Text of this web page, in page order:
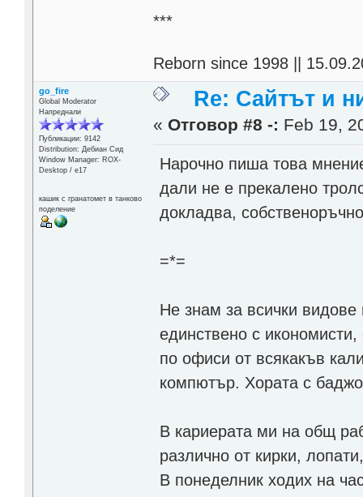
***
Reborn since 1998 ||
go_fire
Global Moderator
Напреднали
Публикации: 9142
Distribution: Дебиан Сид
Window Manager: ROX-
Desktop / е17
кашик с гранатомет в танково
поделение
Re: Сайтът и
« Отговор #8 -: Feb 19,
Нарочно пиша това
дали не е прекалено
докладва,
=*=
Не знам за всички
единствено с
по офиси от всякакъв
компютър. Хората с
В кариерата ми на общ
различно от кирки,
В понеделник ходих на